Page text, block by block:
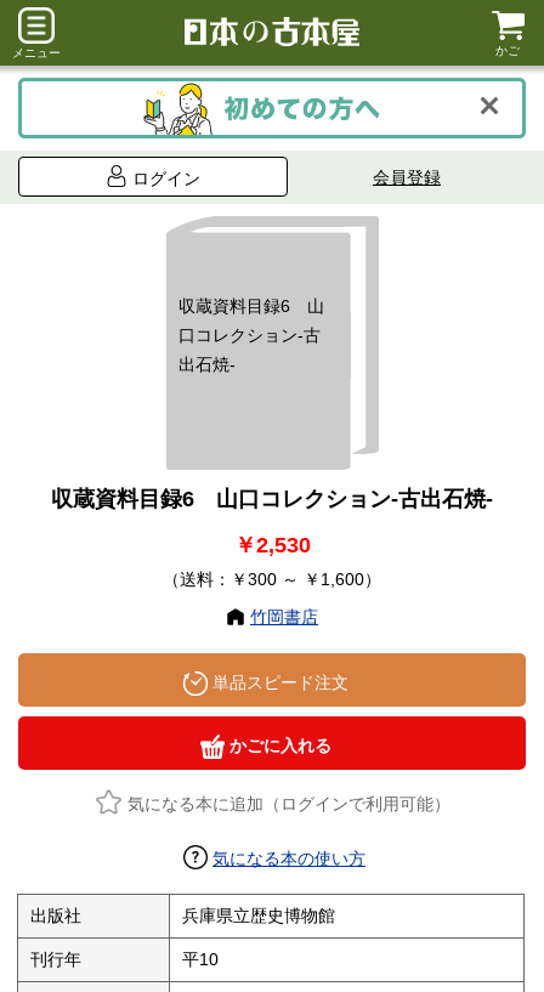
メニュー かご
ログイン 会員登録
収蔵資料目録6 山
口コレクション-古
出石焼-
収蔵資料目録6 山口コレクション-古出石焼-
￥2,530
（送料：￥300 ～ ￥1,600）
竹岡書店
単品スピード注文
かごに入れる
気になる本に追加（ログインで利用可能）
気になる本の使い方
出版社 兵庫県立歴史博物館
刊行年 平10